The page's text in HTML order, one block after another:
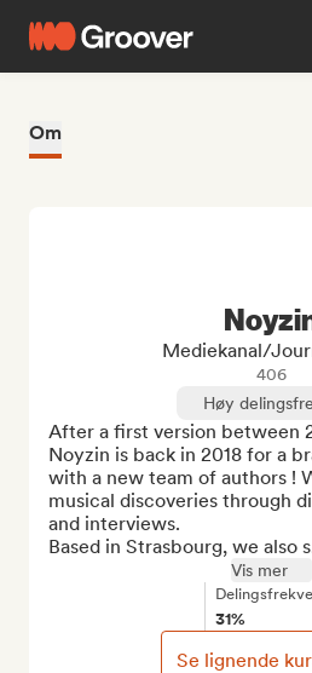
Om
Mediekanal/
406
Høy
After a first version between
Noyzin is back in 2018 for a
with a new team of authors !
musical discoveries through
and interviews.
Based in Strasbourg, we also
Vis mer
31%
Se lignende